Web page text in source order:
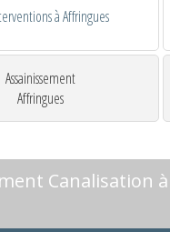
à Affringues
Assainissement
Affringues
Canalisation à